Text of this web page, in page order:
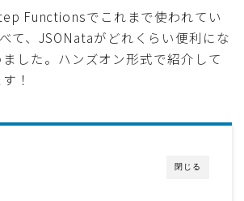
Functionsでこれまで使われてい
て、JSONataがどれくらい便利にな
した。ハンズオン形式で紹介して
！
閉じる